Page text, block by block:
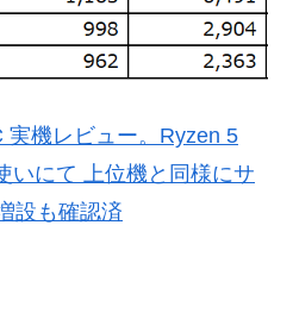
実機レビュー。Ryzen 5
いにて 上位機と同様にサ
設も確認済